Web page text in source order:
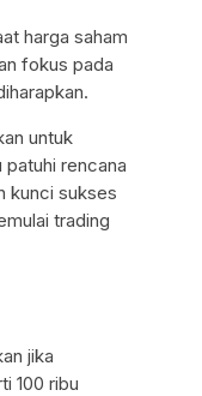
harga saham
fokus pada
untuk
rencana
kunci sukses
trading
jika
100 ribu